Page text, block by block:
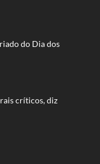
do Dia dos
críticos, diz